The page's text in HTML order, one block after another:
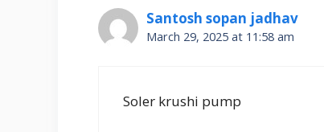
Santosh sopan jadhav
March 29, 2025 at 11:58 am
Soler krushi pump